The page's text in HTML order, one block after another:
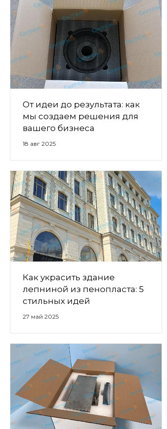
От идеи до результата: как
мы создаем решения для
вашего бизнеса
18 авг 2025
Как украсить здание
лепниной из пенопласта: 5
стильных идей
27 май 2025